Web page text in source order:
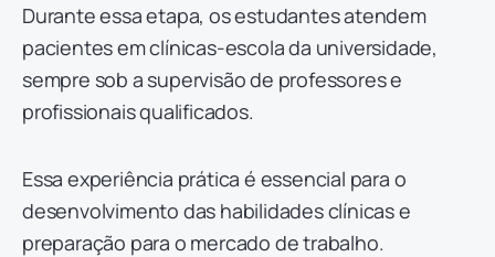
Durante essa etapa, os estudantes atendem
pacientes em clínicas-escola da universidade,
sempre sob a supervisão de professores e
profissionais qualificados.
Essa experiência prática é essencial para o
desenvolvimento das habilidades clínicas e
preparação para o mercado de trabalho.